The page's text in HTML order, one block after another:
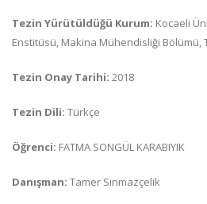
Tezin Yürütüldüğü Kurum: Kocaeli
Enstitüsü, Makina Mühendisliği Bölümü,
Tezin Onay Tarihi: 2018
Tezin Dili: Türkçe
Öğrenci: FATMA SONGÜL KARABIYIK
Danışman: Tamer Sınmazçelik